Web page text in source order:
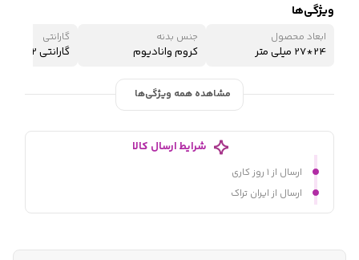
ویژگی‌ها
ابعاد محصول
24*27 میلی متر
جنس بدنه
کروم وانادیوم
گارانتی
گارانتی 12 ماه شرکتی
مشاهده همه ویژگی‌ها
شرایط ارسال کالا
ارسال از ۱ روز کاری
ارسال از ایران تراک